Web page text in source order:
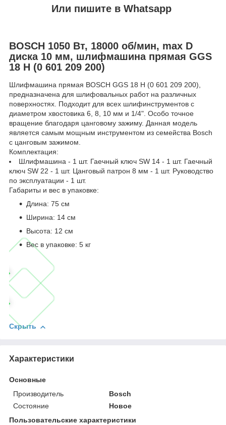
Или пишите в Whatsapp
BOSCH 1050 Bт, 18000 об/мин, max D
диска 10 мм, шлифмашина прямая GGS
18 H (0 601 209 200)
Шлифмашина прямая BOSCH GGS 18 H (0 601 209 200),
предназначена для шлифовальных работ на различных
поверхностях. Подходит для всех шлифинструментов с
диаметром хвостовика 6, 8, 10 мм и 1/4". Особо точное
вращение благодаря цанговому зажиму. Данная модель
является самым мощным инструментом из семейства Bosch
с цанговым зажимом.
Комплектация:
Шлифмашина - 1 шт. Гаечный ключ SW 14 - 1 шт. Гаечный
ключ SW 22 - 1 шт. Цанговый патрон 8 мм - 1 шт. Руководство
по эксплуатации - 1 шт.
Габариты и вес в упаковке:
Длина: 75 см
Ширина: 14 см
Высота: 12 см
Вес в упаковке: 5 кг
Скрыть
Характеристики
Основные
Производитель
Bosch
Состояние
Новое
Пользовательские характеристики